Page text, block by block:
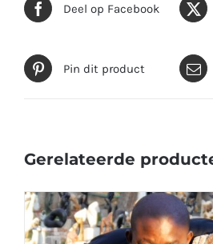
Deel op Facebook
Pin dit product
Gerelateerde